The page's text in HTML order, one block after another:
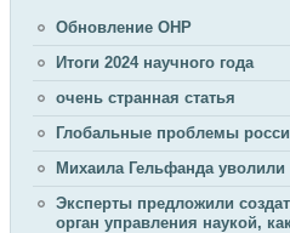
Обновление ОНР
Итоги 2024 научного года
очень странная статья
Глобальные проблемы
Михаила Гельфанда уволили
Эксперты предложили
орган управления наукой,